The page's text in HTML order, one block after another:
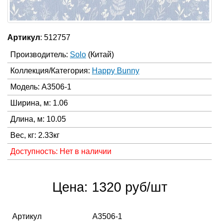
Артикул: 512757
Производитель: Solo (Китай)
Коллекция/Категория: Happy Bunny
Модель: A3506-1
Ширина, м: 1.06
Длина, м: 10.05
Вес, кг: 2.33кг
Доступность: Нет в наличии
Цена: 1320 руб/шт
Артикул
A3506-1